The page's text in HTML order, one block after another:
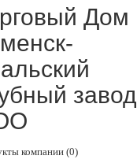
Дом
завод
компании (0)